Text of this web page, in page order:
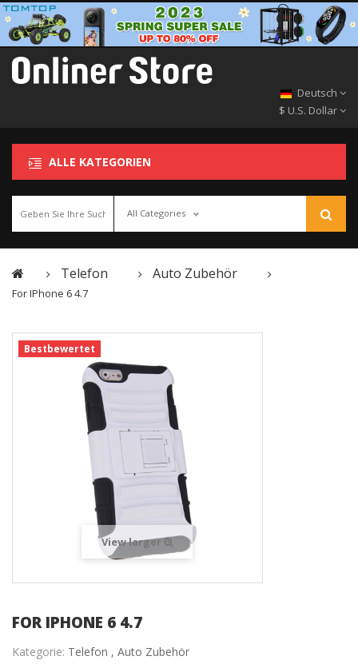
Deutsch
$ U.S. Dollar
ALLE KATEGORIEN
All Categories
Telefon Auto Zubehör
For IPhone 6 4.7
Bestbewertet
View larger
FOR IPHONE 6 4.7
Kategorie: Telefon , Auto Zubehör